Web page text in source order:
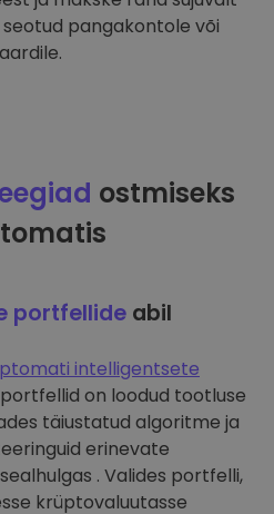
pangakontole või
ostmiseks
portfellide abil
intelligentsete
portfellid on loodud tootluse
täiustatud algoritme ja
erinevate
. Valides portfelli,
krüptovaluutasse